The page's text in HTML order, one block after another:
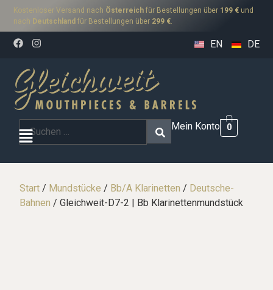
Kostenloser Versand nach Österreich für Bestellungen über 199 € und
nach Deutschland für Bestellungen über 299 €.
EN DE
Mein Konto 0
Start / Mundstücke / Bb/A Klarinetten / Deutsche-
Bahnen / Gleichweit-D7-2 | Bb Klarinettenmundstück